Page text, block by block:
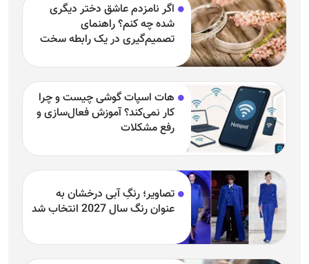
اگر نامزدم عاشق دختر دیگری
شده چه کنم؟ راهنمای
تصمیم‌گیری در یک رابطه سخت
هات اسپات گوشی چیست و چرا
کار نمی‌کند؟ آموزش فعال‌سازی و
رفع مشکلات
تصاویر؛ رنگِ آبی درخشان به
عنوان رنگ سال 2027 انتخاب شد